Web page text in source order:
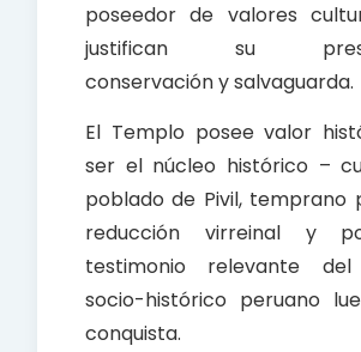
poseedor de valores
justifican su
conservación y salvaguarda.
El Templo posee valor
ser el núcleo histórico –
poblado de Pivil, temprano
reducción virreinal y
testimonio relevante del
socio-histórico peruano
conquista.